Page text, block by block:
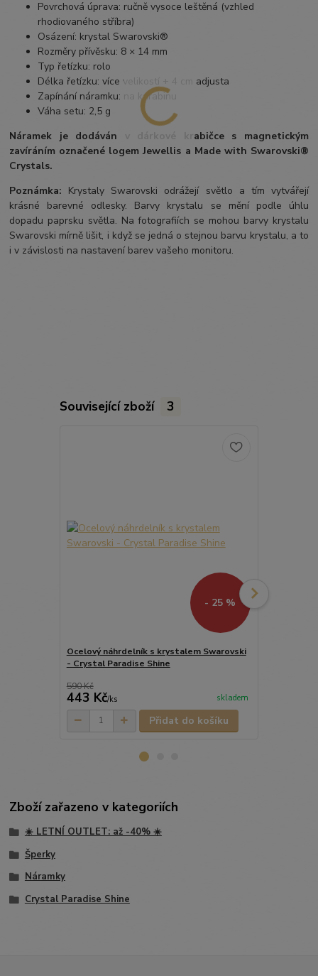
Povrchová úprava: ručně vysoce leštěná (vzhled
rhodiovaného stříbra)
Osázení: krystal Swarovski®
Rozměry přívěsku: 8 × 14 mm
Typ řetízku: rolo
Délka řetízku: více velikostí + 4 cm adjusta
Zapínání náramku: na karabinu
Váha setu: 2,5 g
Náramek je dodáván v dárkové krabičce s magnetickým
zavíráním označené logem Jewellis a Made with Swarovski®
Crystals.
Poznámka: Krystaly Swarovski odrážejí světlo a tím vytvářejí
krásné barevné odlesky. Barvy krystalu se mění podle úhlu
dopadu paprsku světla. Na fotografiích se mohou barvy krystalu
Swarovski mírně lišit, i když se jedná o stejnou barvu krystalu, a to
i v závislosti na nastavení barev vašeho monitoru.
Související zboží 3
- 25 %
Ocelový náhrdelník s krystalem Swarovski
- Crystal Paradise Shine
590 Kč
443 Kč/ks skladem
Přidat do košíku
Zboží zařazeno v kategoriích
☀️ LETNÍ OUTLET: až -40% ☀️
Šperky
Náramky
Crystal Paradise Shine